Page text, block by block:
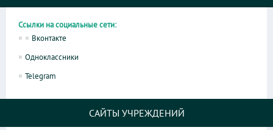
Ссылки на социальные сети:
Вконтакте
Одноклассники
Telegram
САЙТЫ УЧРЕЖДЕНИЙ